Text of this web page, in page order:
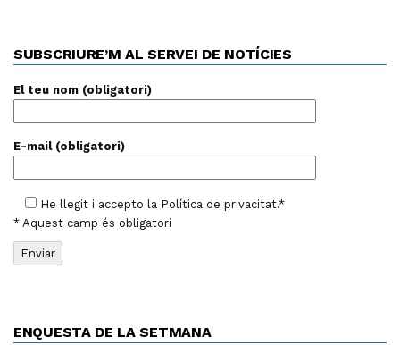
SUBSCRIURE’M AL SERVEI DE NOTÍCIES
El teu nom (obligatori)
E-mail (obligatori)
He llegit i accepto la Política de privacitat.*
* Aquest camp és obligatori
ENQUESTA DE LA SETMANA